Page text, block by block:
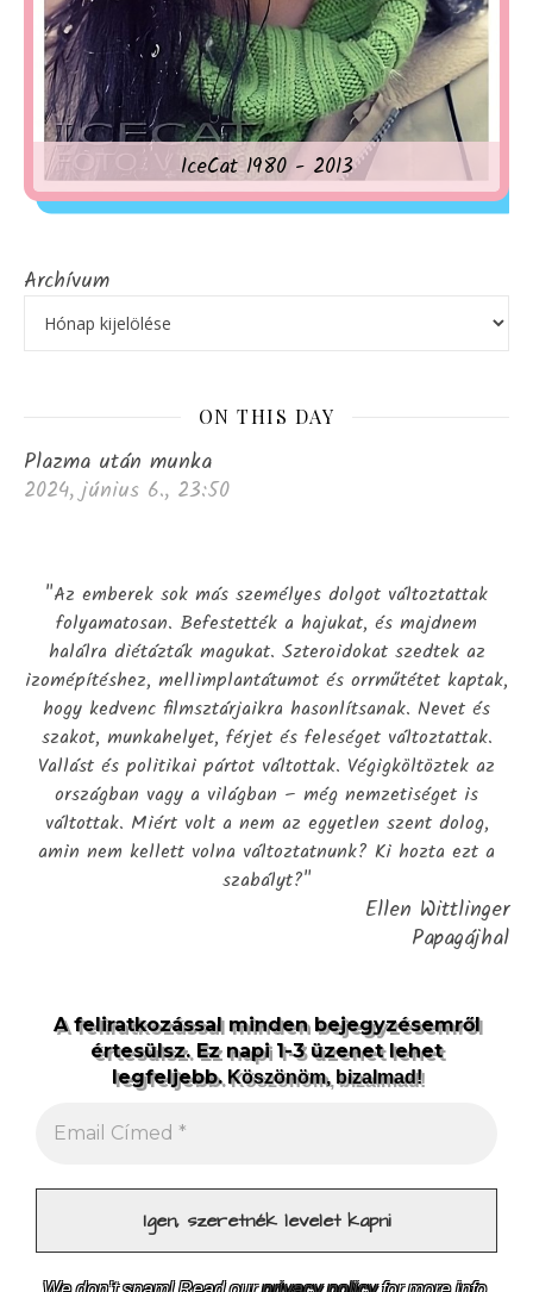
IceCat 1980 - 2013
Archívum
ON THIS DAY
Plazma után munka
2024, június 6., 23:50
"Az emberek sok más személyes dolgot változtattak
folyamatosan. Befestették a hajukat, és majdnem
halálra diétázták magukat. Szteroidokat szedtek az
izomépítéshez, mellimplantátumot és orrműtétet kaptak,
hogy kedvenc filmsztárjaikra hasonlítsanak. Nevet és
szakot, munkahelyet, férjet és feleséget változtattak.
Vallást és politikai pártot váltottak. Végigköltöztek az
országban vagy a világban – még nemzetiséget is
váltottak. Miért volt a nem az egyetlen szent dolog,
amin nem kellett volna változtatnunk? Ki hozta ezt a
szabályt?"
Ellen Wittlinger
Papagájhal
A feliratkozással minden bejegyzésemről
értesülsz. Ez napi 1-3 üzenet lehet
legfeljebb.Köszönöm, bizalmad!